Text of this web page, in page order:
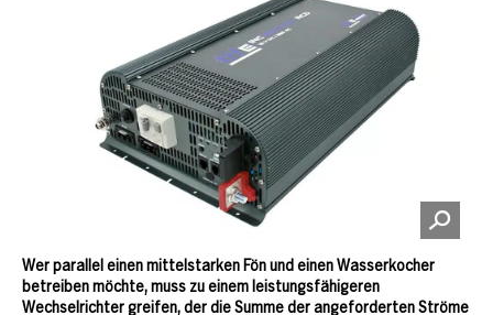
Wer parallel einen mittelstarken Fön und einen Wasserkocher
betreiben möchte, muss zu einem leistungsfähigeren
Wechselrichter greifen, der die Summe der angeforderten Ströme